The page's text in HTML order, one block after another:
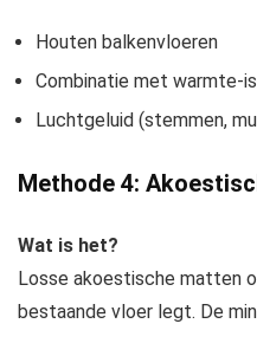
Houten balkenvloeren
Combinatie met warmte-
Luchtgeluid (stemmen,
Methode 4:
Wat is het?
Losse akoestische matten
bestaande vloer legt. De